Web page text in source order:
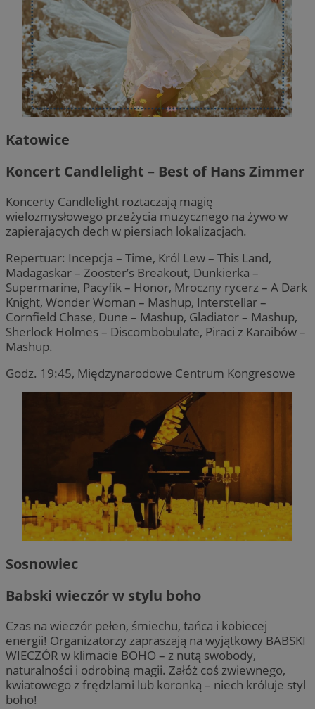
Katowice
Koncert Candlelight – Best of Hans Zimmer
Koncerty Candlelight roztaczają magię
wielozmysłowego przeżycia muzycznego na żywo w
zapierających dech w piersiach lokalizacjach.
Repertuar: Incepcja – Time, Król Lew – This Land,
Madagaskar – Zooster’s Breakout, Dunkierka –
Supermarine, Pacyfik – Honor, Mroczny rycerz – A Dark
Knight, Wonder Woman – Mashup, Interstellar –
Cornfield Chase, Dune – Mashup, Gladiator – Mashup,
Sherlock Holmes – Discombobulate, Piraci z Karaibów –
Mashup.
Godz. 19:45, Międzynarodowe Centrum Kongresowe
Sosnowiec
Babski wieczór w stylu boho
Czas na wieczór pełen, śmiechu, tańca i kobiecej
energii! Organizatorzy zapraszają na wyjątkowy BABSKI
WIECZÓR w klimacie BOHO – z nutą swobody,
naturalności i odrobiną magii. Załóż coś zwiewnego,
kwiatowego z frędzlami lub koronką – niech króluje styl
boho!